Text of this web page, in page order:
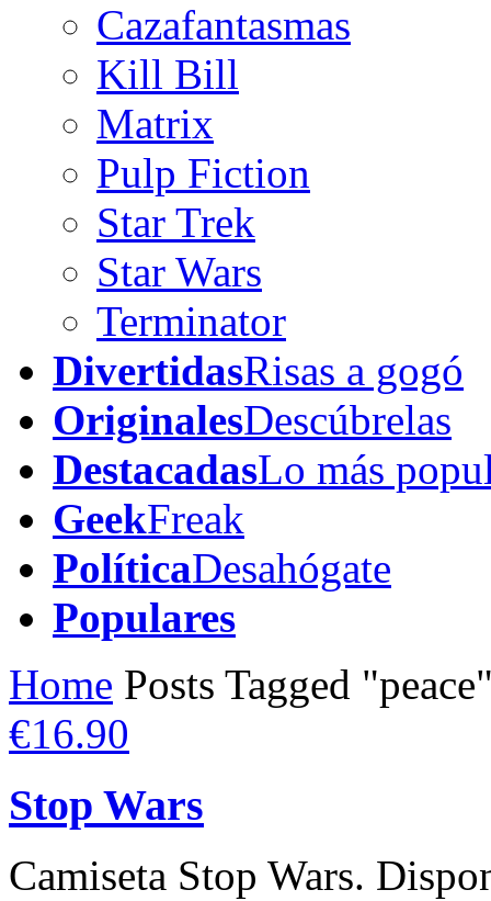
Cazafantasmas
Kill Bill
Matrix
Pulp Fiction
Star Trek
Star Wars
Terminator
DivertidasRisas a gogó
OriginalesDescúbrelas
DestacadasLo más
GeekFreak
PolíticaDesahógate
Populares
Home Posts Tagged
€16.90
Stop Wars
Camiseta Stop Wars.